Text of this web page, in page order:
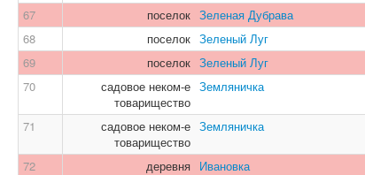
67
поселок Зеленая Дубрава
68
поселок Зеленый Луг
69
поселок Зеленый Луг
70
садовое неком-е
товарищество
Земляничка
71
садовое неком-е
товарищество
Земляничка
72 деревня Ивановка